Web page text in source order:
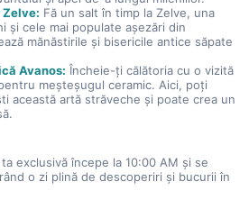
Zelve: Fă un salt în timp la Zelve, una
și cele mai populate așezări din
mănăstirile și bisericile antice săpate
Avanos: Încheie-ți călătoria cu o vizită
meșteșugul ceramic. Aici, poți
această artă străveche și poate crea un
exclusivă începe la 10:00 AM și se
o zi plină de descoperiri și bucurii în